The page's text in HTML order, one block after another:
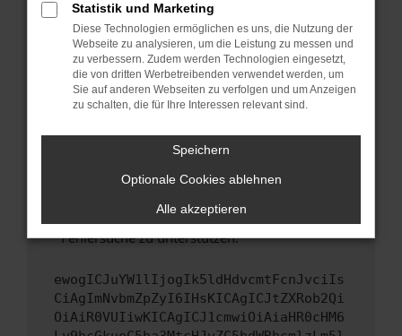
Betriebssystem auf dem neuesten Stand
sind.
Veraltete Software birgt nicht nur ein
Sicherheitsrisiko, sondern kann auch dazu
führen, dass bestimmte Funktionen nicht mehr
unterstützt werden.
Wende dich an den Webseitenbetreiber.
Wenn du alle oben genannten Schritte versucht
hast, kontaktiere uns bitte. Wir werden
uns diesen Text schicken, um uns bei der
Fehlersuche zu unterstützen:
ewogICJuYW1lIjogIk5ldHdvcmtFcnJvciIs
CiAgImNvbmZpZyI6IHsKICAgICJtZXRob2Qi
OiAiR0VUIiwKICAgICJ1cmwiOiAiaHR0cHM6
Statistik und Marketing
Diese Technologien ermöglichen es uns, die Nutzung der
Webseite zu analysieren, um die Leistung zu messen und
zu verbessern. Zudem werden Technologien eingesetzt,
die von dritten Werbetreibenden verwendet werden, um
Sie auf anderen Webseiten zu verfolgen und um Anzeigen
zu schalten, die für Ihre Interessen relevant sind.
Speichern
Optionale Cookies ablehnen
Alle akzeptieren